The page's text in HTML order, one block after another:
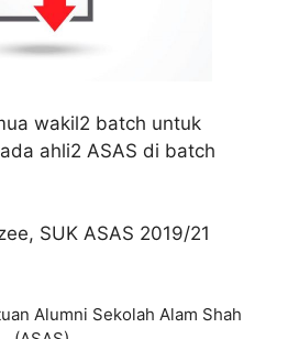
wakil2 batch untuk
ahli2 ASAS di batch
SUK ASAS 2019/21
Alumni Sekolah Alam Shah